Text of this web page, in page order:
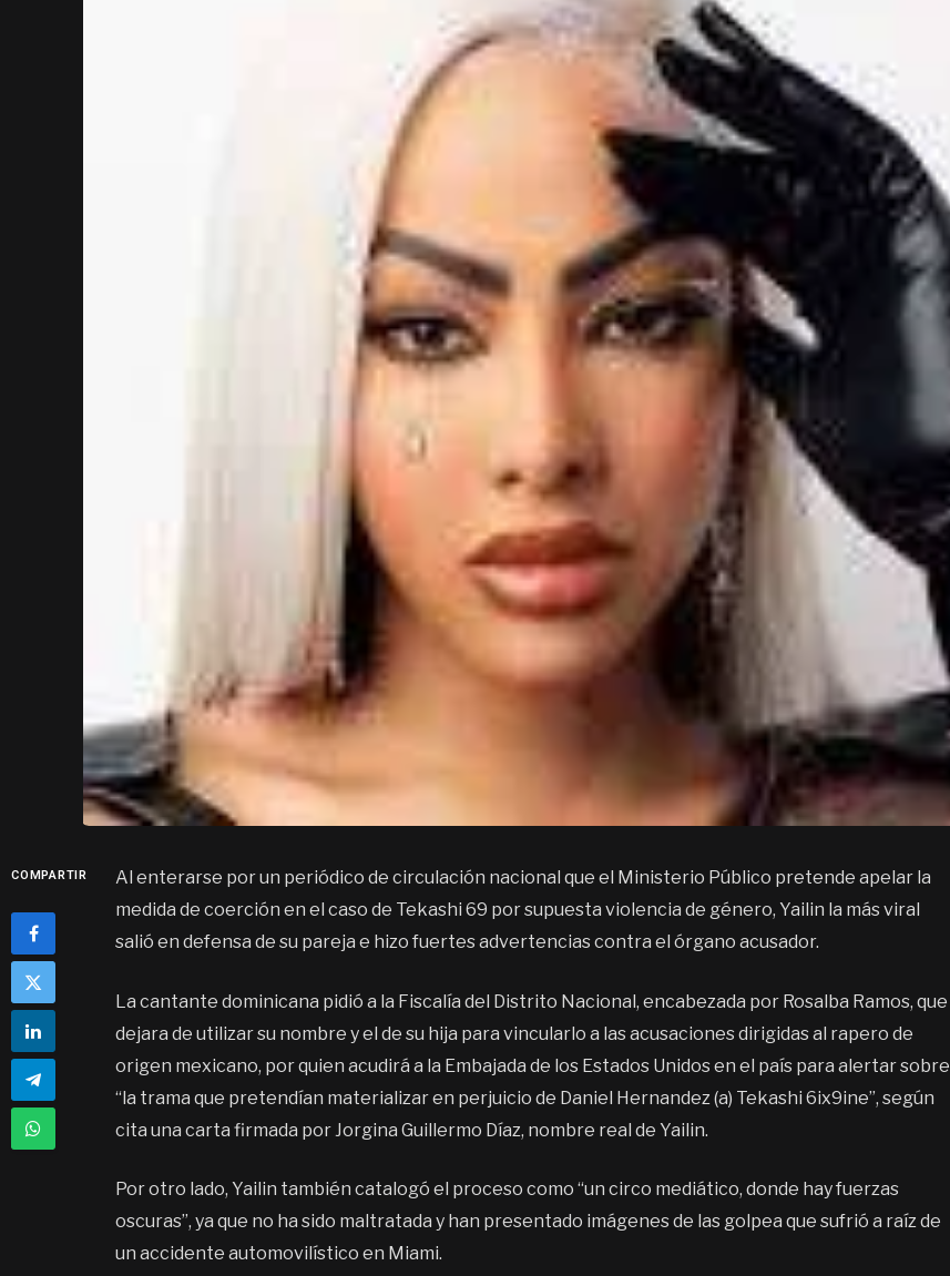
COMPARTIR
Al enterarse por un periódico de circulación nacional que el Ministerio Público pretende apelar la
medida de coerción en el caso de Tekashi 69 por supuesta violencia de género, Yailin la más viral
salió en defensa de su pareja e hizo fuertes advertencias contra el órgano acusador.
La cantante dominicana pidió a la Fiscalía del Distrito Nacional, encabezada por Rosalba Ramos, que
dejara de utilizar su nombre y el de su hija para vincularlo a las acusaciones dirigidas al rapero de
origen mexicano, por quien acudirá a la Embajada de los Estados Unidos en el país para alertar sobre
“la trama que pretendían materializar en perjuicio de Daniel Hernandez (a) Tekashi 6ix9ine”, según
cita una carta firmada por Jorgina Guillermo Díaz, nombre real de Yailin.
Por otro lado, Yailin también catalogó el proceso como “un circo mediático, donde hay fuerzas
oscuras”, ya que no ha sido maltratada y han presentado imágenes de las golpea que sufrió a raíz de
un accidente automovilístico en Miami.